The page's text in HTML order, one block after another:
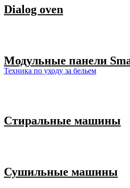
Dialog oven
Модульные панели
Техника по уходу за бельем
Стиральные машины
Сушильные машины